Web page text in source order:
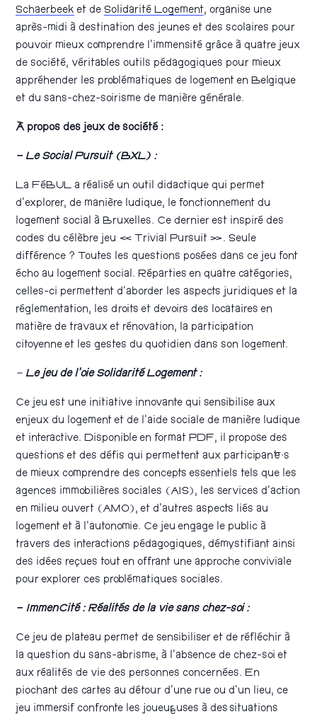
Schaerbeek et deSolidarité Logement, organise une
après-midi à destination des jeunes et des scolaires pour
pouvoir mieux comprendre l’immensité grâce à quatre jeux
de société, véritables outils pédagogiques pour mieux
appréhender les problématiques de logement en Belgique
et du sans-chez-soirisme de manière générale.
À propos des jeux de société :
– Le Social Pursuit (BXL) :
La FéBUL a réalisé un outil didactique qui permet
d’explorer, de manière ludique, le fonctionnement du
logement social à Bruxelles. Ce dernier est inspiré des
codes du célèbre jeu « Trivial Pursuit ». Seule
différence ? Toutes les questions posées dans ce jeu font
écho au logement social. Réparties en quatre catégories,
celles-ci permettent d’aborder les aspects juridiques et la
réglementation, les droits et devoirs des locataires en
matière de travaux et rénovation, la participation
citoyenne et les gestes du quotidien dans son logement.
–Le jeu de l’oie Solidarité Logement :
Ce jeu est une initiative innovante qui sensibilise aux
enjeux du logement et de l’aide sociale de manière ludique
et interactive. Disponible en format PDF, il propose des
questions et des défis qui permettent aux participant·e·s
de mieux comprendre des concepts essentiels tels que les
agences immobilières sociales (AIS), les services d’action
en milieu ouvert (AMO), et d’autres aspects liés au
logement et à l’autonomie. Ce jeu engage le public à
travers des interactions pédagogiques, démystifiant ainsi
des idées reçues tout en offrant une approche conviviale
pour explorer ces problématiques sociales.
– ImmenCité : Réalités de la vie sans chez-soi :
Ce jeu de plateau permet de sensibiliser et de réfléchir à
la question du sans-abrisme, à l’absence de chez-soi et
aux réalités de vie des personnes concernées. En
piochant des cartes au détour d’une rue ou d’un lieu, ce
jeu immersif confronte les joueur·euses à des situations